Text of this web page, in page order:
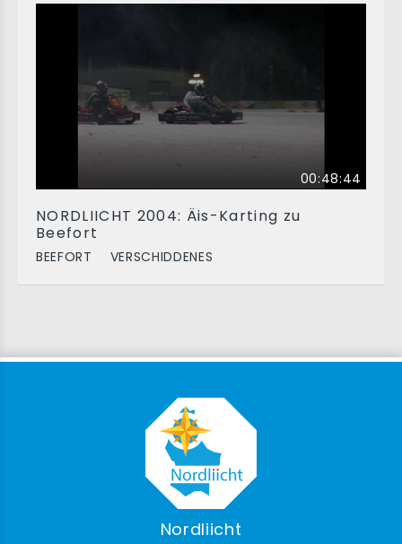
00:48:44
NORDLIICHT 2004: Äis-Karting zu
Beefort
BEEFORT VERSCHIDDENES
Nordliicht